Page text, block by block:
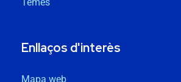
Enllaços d'interès
Mapa web